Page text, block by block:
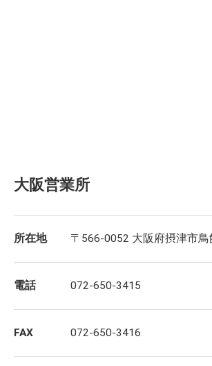
大阪営業所
所在地 〒566-0052 大阪府摂津市
電話 072-650-3415
FAX 072-650-3416